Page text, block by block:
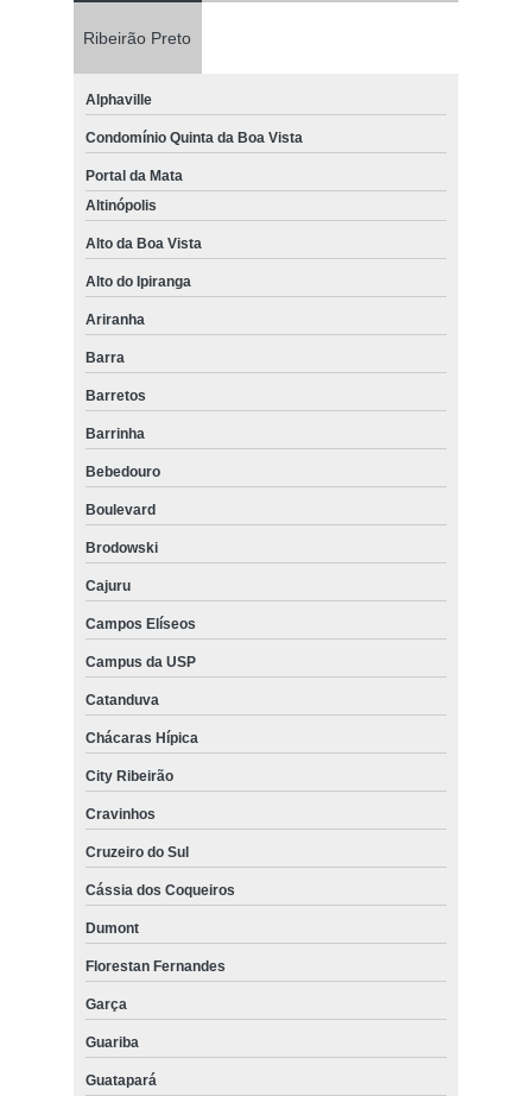
Ribeirão Preto
Alphaville
Condomínio Quinta da Boa Vista
Portal da Mata
Altinópolis
Alto da Boa Vista
Alto do Ipiranga
Ariranha
Barra
Barretos
Barrinha
Bebedouro
Boulevard
Brodowski
Cajuru
Campos Elíseos
Campus da USP
Catanduva
Chácaras Hípica
City Ribeirão
Cravinhos
Cruzeiro do Sul
Cássia dos Coqueiros
Dumont
Florestan Fernandes
Garça
Guariba
Guatapará